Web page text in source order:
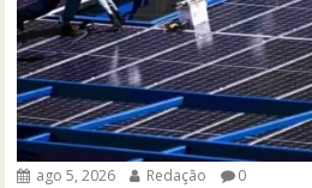
ago 5, 2026 Redação 0